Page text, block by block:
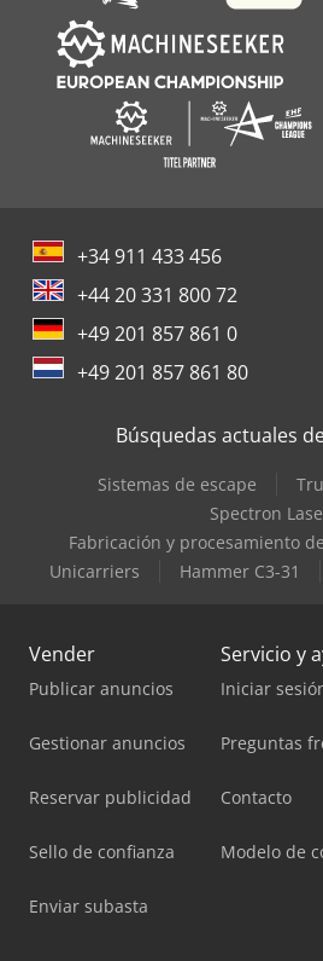
+34 911 433 456
+44 20 331 800 72
+49 201 857 861 0
+49 201 857 861 80
Búsquedas actuales
Sistemas de escape
Spectron
Fabricación y procesamiento
Unicarriers
Hammer C3-31
Vender
Publicar anuncios
Gestionar anuncios
Reservar publicidad
Sello de confianza
Enviar subasta
Servicio y
Iniciar
Preguntas
Contacto
Modelo de